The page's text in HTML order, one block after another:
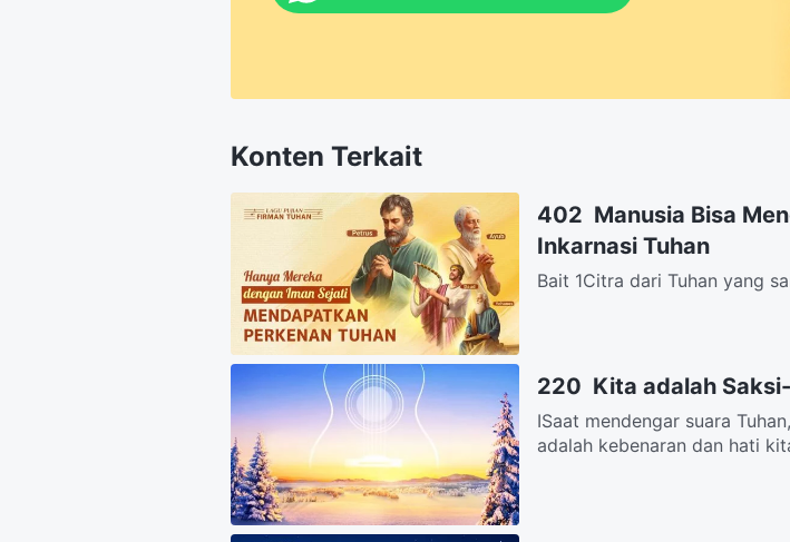
Konten Terkait
402 Manusia Bisa
Inkarnasi Tuhan
Bait 1Citra dari Tuhan yang
220 Kita adalah
ISaat mendengar suara
adalah kebenaran dan hati